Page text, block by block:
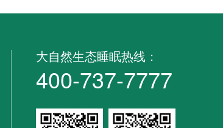
大自然生态睡眠热线：
400-737-7777